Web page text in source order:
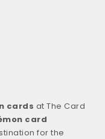
cards at The Card
card
for the